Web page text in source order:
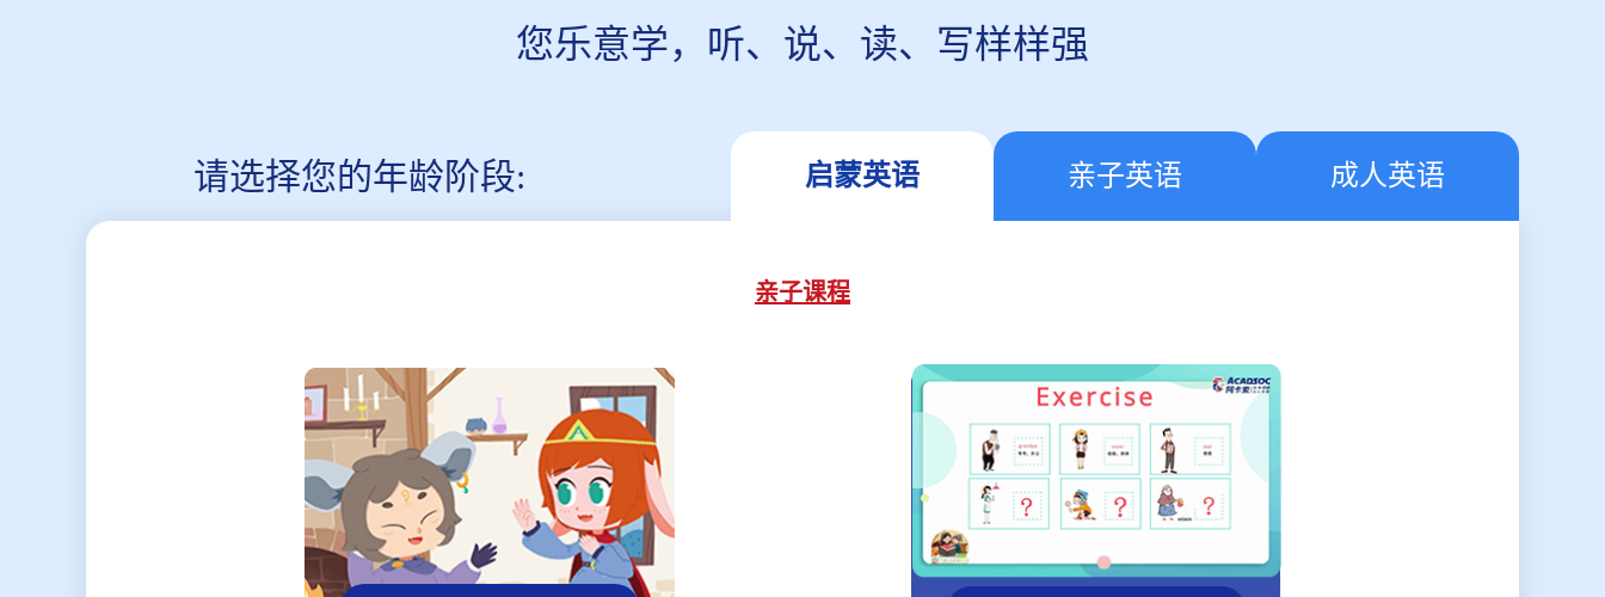
您乐意学，听、说、读、写样样强
请选择您的年龄阶段: 启蒙英语 亲子英语 成人英语
亲子课程